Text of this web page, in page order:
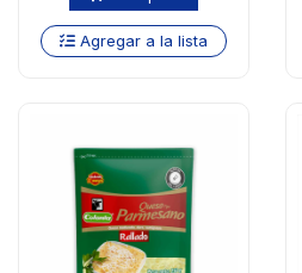
Agregar a la lista